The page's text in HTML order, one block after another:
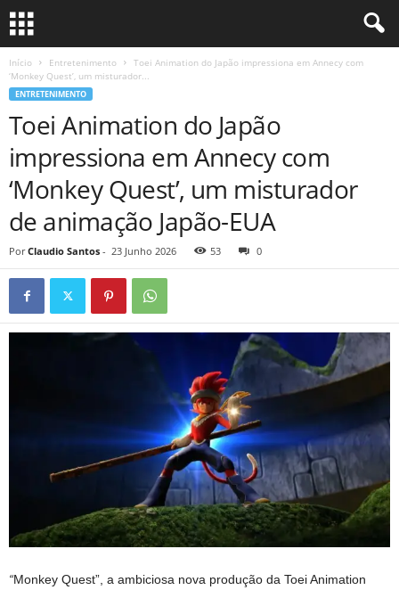
Início Entretenimento
Toei Animation do Japão impressiona em Annecy com
‘Monkey Quest’, um misturador...
ENTRETENIMENTO
Toei Animation do Japão
impressiona em Annecy com
‘Monkey Quest’, um misturador
de animação Japão-EUA
Por Claudio Santos - 23 Junho 2026 53 0
“Monkey Quest”, a ambiciosa nova produção da Toei Animation